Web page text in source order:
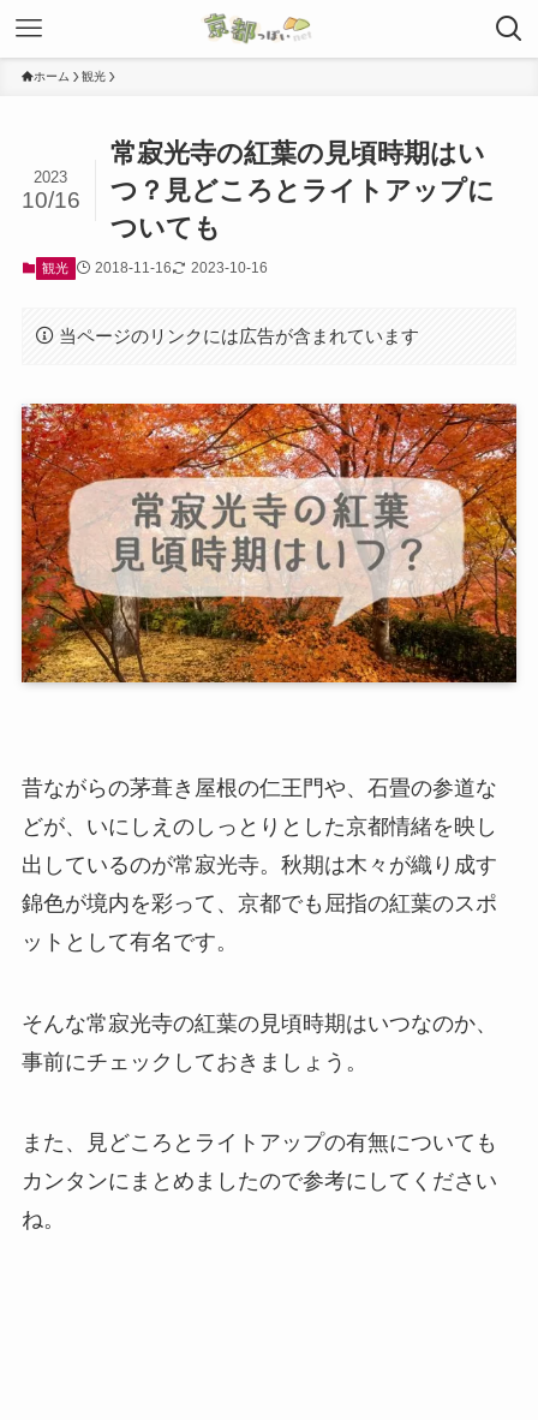
ホーム 観光
常寂光寺の紅葉の見頃時期はい
つ？見どころとライトアップに
ついても
2023
10/16
観光 2018-11-16 2023-10-16
当ページのリンクには広告が含まれています
昔ながらの茅葺き屋根の仁王門や、石畳の参道な
どが、いにしえのしっとりとした京都情緒を映し
出しているのが常寂光寺。秋期は木々が織り成す
錦色が境内を彩って、京都でも屈指の紅葉のスポ
ットとして有名です。
そんな常寂光寺の紅葉の見頃時期はいつなのか、
事前にチェックしておきましょう。
また、見どころとライトアップの有無についても
カンタンにまとめましたので参考にしてください
ね。